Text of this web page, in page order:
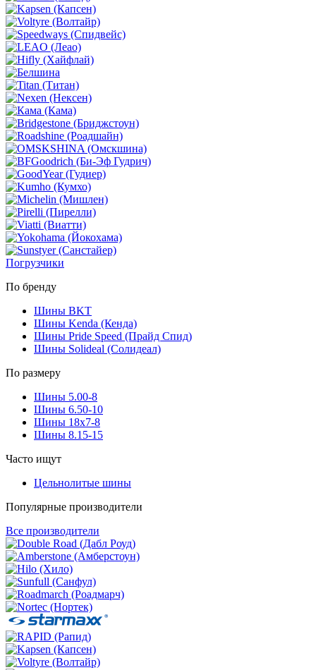
Погрузчики
По бренду
Шины BKT
Шины Kenda (Кенда)
Шины Pride Speed (Прайд Спид)
Шины Solideal (Солидеал)
По размеру
Шины 5.00-8
Шины 6.50-10
Шины 18x7-8
Шины 8.15-15
Часто ищут
Цельнолитые шины
Популярные производители
Все производители